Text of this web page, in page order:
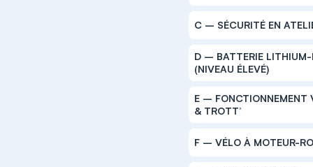
C – SÉCURITÉ EN
D – BATTERIE
(NIVEAU ÉLEVÉ)
E – FONCTIONNEMENT
& TROTT’
F – VÉLO À MOTEUR-